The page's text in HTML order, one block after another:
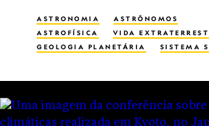
ASTRONOMIA
ASTRÔNOMOS
ASTROFÍSICA
VIDA
GEOLOGIA PLANETÁRIA
SISTEMA